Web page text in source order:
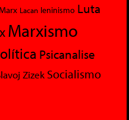
Lacan leninismo Luta
Marxismo
Psicanalise
Zizek Socialismo